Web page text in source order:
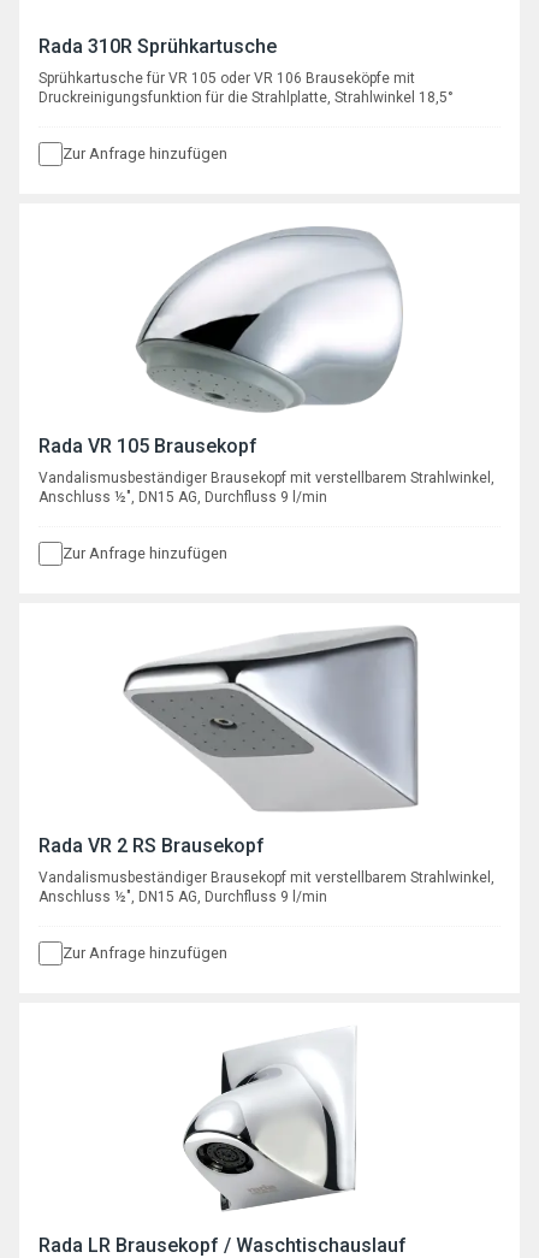
Rada 310R Sprühkartusche
Sprühkartusche für VR 105 oder VR 106 Brauseköpfe mit
Druckreinigungsfunktion für die Strahlplatte, Strahlwinkel 18,5°
Zur Anfrage hinzufügen
Rada VR 105 Brausekopf
Vandalismusbeständiger Brausekopf mit verstellbarem Strahlwinkel,
Anschluss ½", DN15 AG, Durchfluss 9 l/min
Zur Anfrage hinzufügen
Rada VR 2 RS Brausekopf
Vandalismusbeständiger Brausekopf mit verstellbarem Strahlwinkel,
Anschluss ½", DN15 AG, Durchfluss 9 l/min
Zur Anfrage hinzufügen
Rada LR Brausekopf / Waschtischauslauf